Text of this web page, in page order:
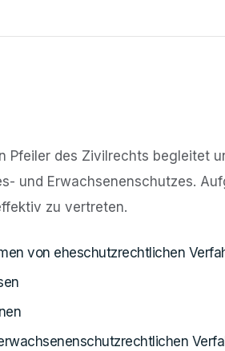
Pfeiler des Zivilrechts begleitet
und Erwachsenenschutzes.
zu vertreten.
von eheschutzrechtlichen